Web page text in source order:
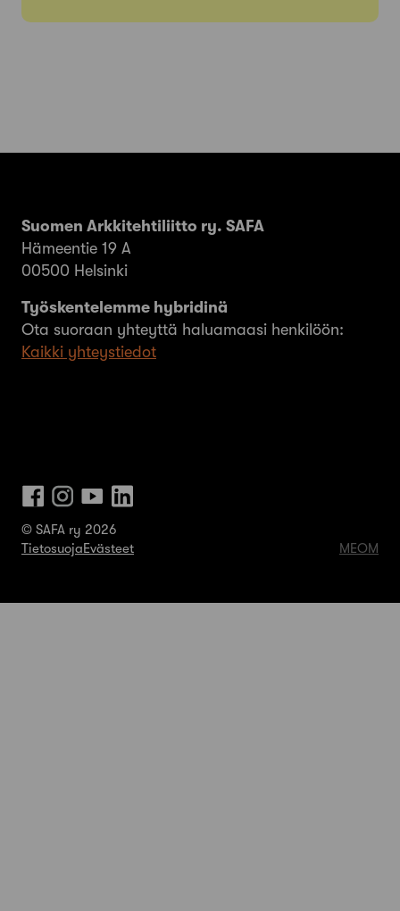
Suomen Arkkitehtiliitto ry. SAFA
Hämeentie 19 A
00500 Helsinki
Työskentelemme hybridinä
Ota suoraan yhteyttä haluamaasi henkilöön:
Kaikki yhteystiedot
© SAFA ry 2026
TietosuojaEvästeet MEOM